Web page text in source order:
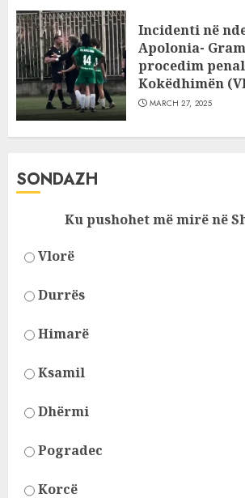
Incidenti në
Apolonia-
procedim
Kokëdhimën
MARCH 27, 2025
SONDAZH
Ku pushohet më mirë në
Vlorë
Durrës
Himarë
Ksamil
Dhërmi
Pogradec
Korcë